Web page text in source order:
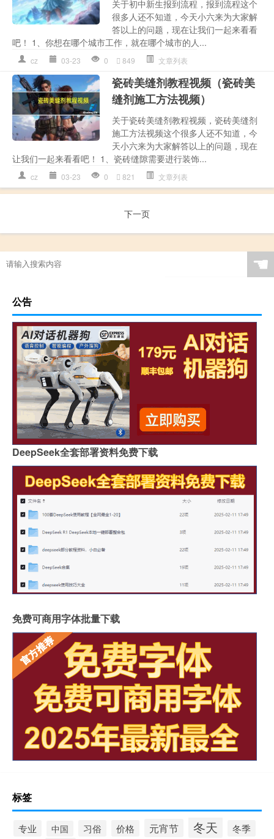
关于初中新生报到流程，报到流程这个
很多人还不知道，今天小六来为大家解
答以上的问题，现在让我们一起来看看
吧！ 1、你想在哪个城市工作，就在哪个城市的人...
cz 03-23 0 849 文章列表
瓷砖美缝剂教程视频（瓷砖美
缝剂施工方法视频）
关于瓷砖美缝剂教程视频，瓷砖美缝剂
施工方法视频这个很多人还不知道，今
天小六来为大家解答以上的问题，现在
让我们一起来看看吧！ 1、瓷砖缝隙需要进行装饰...
cz 03-23 0 821 文章列表
下一页
☚
公告
DeepSeek全套部署资料免费下载
免费可商用字体批量下载
标签
专业 中国 习俗 价格 元宵节 冬天 冬季